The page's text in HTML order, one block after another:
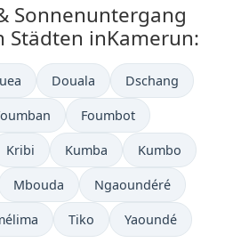
Sonnenuntergang
Städten inKamerun:
Douala Dschang
Foumbot
Kribi Kumba Kumbo
Mbouda Ngaoundéré
Tiko Yaoundé